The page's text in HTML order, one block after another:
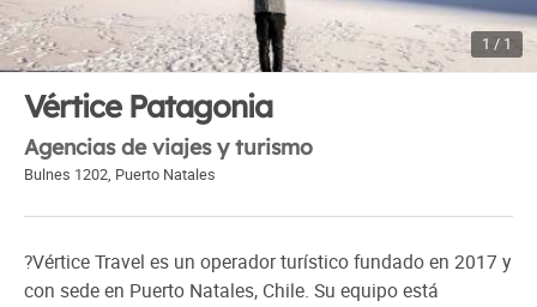
1 / 1
Vértice Patagonia
Agencias de viajes y turismo
Bulnes 1202, Puerto Natales
?Vértice Travel es un operador turístico fundado en 2017 y
con sede en Puerto Natales, Chile. Su equipo está